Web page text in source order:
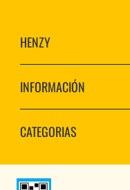
HENZY
INFORMACIÓN
CATEGORIAS